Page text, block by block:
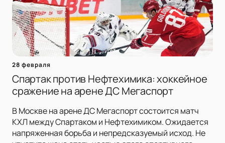
28 февраля
Спартак против Нефтехимика: хоккейное
сражение на арене ДС Мегаспорт
В Москве на арене ДС Мегаспорт состоится матч
КХЛ между Спартаком и Нефтехимиком. Ожидается
напряженная борьба и непредсказуемый исход. Не